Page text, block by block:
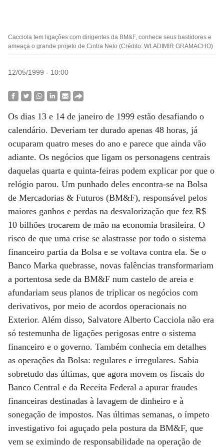
Cacciola tem ligações com dirigentes da BM&F, conhece seus bastidores e
ameaça o grande projeto de Cintra Neto (Crédito: WLADIMIR GRAMACHO)
12/05/1999 - 10:00
Os dias 13 e 14 de janeiro de 1999 estão desafiando o
calendário. Deveriam ter durado apenas 48 horas, já
ocuparam quatro meses do ano e parece que ainda vão
adiante. Os negócios que ligam os personagens centrais
daquelas quarta e quinta-feiras podem explicar por que o
relógio parou. Um punhado deles encontra-se na Bolsa
de Mercadorias & Futuros (BM&F), responsável pelos
maiores ganhos e perdas na desvalorização que fez R$
10 bilhões trocarem de mão na economia brasileira. O
risco de que uma crise se alastrasse por todo o sistema
financeiro partia da Bolsa e se voltava contra ela. Se o
Banco Marka quebrasse, novas falências transformariam
a portentosa sede da BM&F num castelo de areia e
afundariam seus planos de triplicar os negócios com
derivativos, por meio de acordos operacionais no
Exterior. Além disso, Salvatore Alberto Cacciola não era
só testemunha de ligações perigosas entre o sistema
financeiro e o governo. Também conhecia em detalhes
as operações da Bolsa: regulares e irregulares. Sabia
sobretudo das últimas, que agora movem os fiscais do
Banco Central e da Receita Federal a apurar fraudes
financeiras destinadas à lavagem de dinheiro e à
sonegação de impostos. Nas últimas semanas, o ímpeto
investigativo foi aguçado pela postura da BM&F, que
vem se eximindo de responsabilidade na operação de